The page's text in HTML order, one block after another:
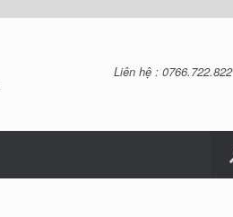
Liên hệ : 0766.722.822